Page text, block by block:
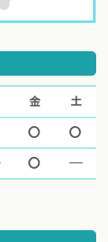
金 土
マル マル
休診 マル